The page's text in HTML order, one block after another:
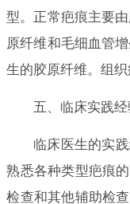
型。正常疤痕主要
原纤维和毛细血管
生的胶原纤维。组
五、临床实践经
临床医生的实
熟悉各种类型疤痕
检查和其他辅助检